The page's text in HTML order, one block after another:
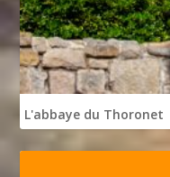
L'abbaye du Thoronet